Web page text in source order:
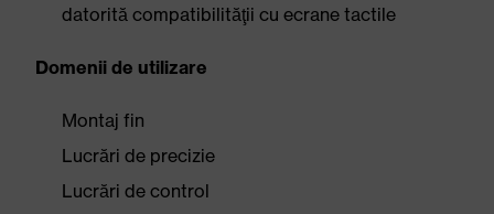
datorită compatibilităţii cu ecrane tactile
Domenii de utilizare
Montaj fin
Lucrări de precizie
Lucrări de control